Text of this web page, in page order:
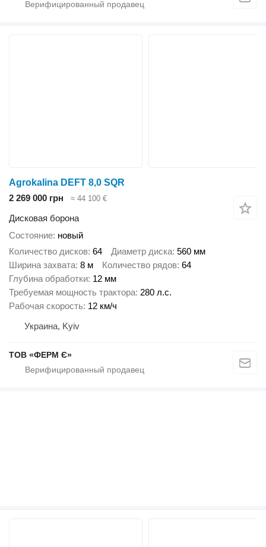
Agrokalina DEFT 8,0 SQR
2 269 000 грн
≈ 44 100 €
Дисковая борона
Состояние новый
Количество дисков 64 Диаметр диска 560 мм
Ширина захвата 8 м Количество рядов 64
Глубина обработки 12 мм
Требуемая мощность трактора 280 л.с.
Рабочая скорость 12 км/ч
Украина, Kyiv
ТОВ «ФЕРМ Є»